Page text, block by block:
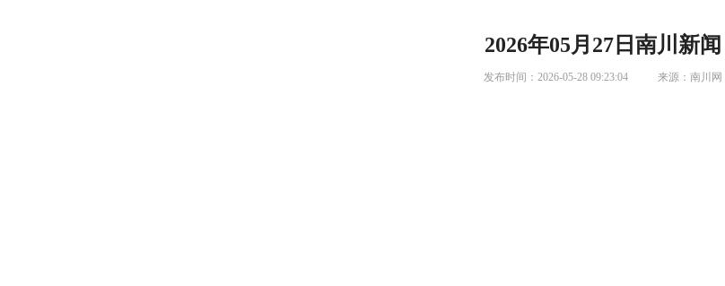
2026年05月27日南川新闻
发布时间： 2026-05-28 09:23:04 来源： 南川网